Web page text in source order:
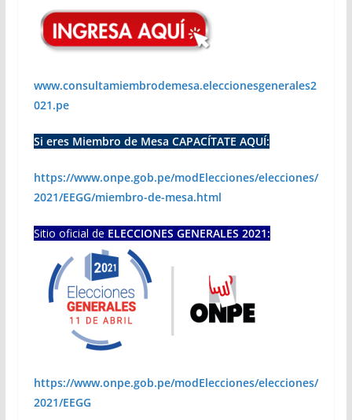
www.consultamiembrodemesa.eleccionesgenerales2
021.pe
Si eres Miembro de Mesa CAPACÍTATE AQUÍ:
https://www.onpe.gob.pe/modElecciones/elecciones/
2021/EEGG/miembro-de-mesa.html
Sitio oficial de ELECCIONES GENERALES 2021:
https://www.onpe.gob.pe/modElecciones/elecciones/
2021/EEGG